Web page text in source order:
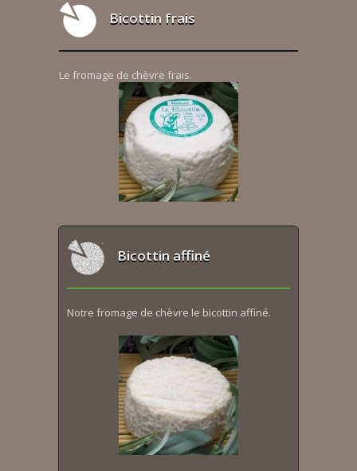
Bicottin frais
Le fromage de chèvre frais.
Bicottin affiné
Notre fromage de chèvre le bicottin affiné.